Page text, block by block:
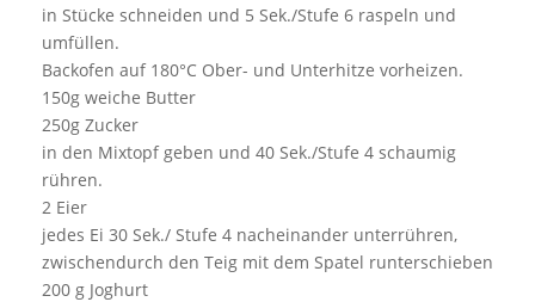
in Stücke schneiden und 5 Sek./Stufe 6 raspeln und
umfüllen.
Backofen auf 180°C Ober- und Unterhitze vorheizen.
150g weiche Butter
250g Zucker
in den Mixtopf geben und 40 Sek./Stufe 4 schaumig
rühren.
2 Eier
jedes Ei 30 Sek./ Stufe 4 nacheinander unterrühren,
zwischendurch den Teig mit dem Spatel runterschieben
200 g Joghurt